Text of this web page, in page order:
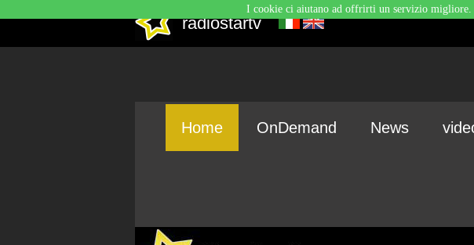
radiostartv
Home OnDemand News
I cookie ci aiutano ad offrirti un servizio